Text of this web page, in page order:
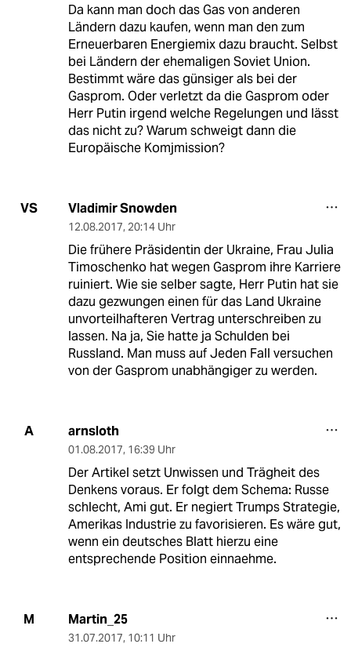
Da kann man doch das Gas von anderen
Ländern dazu kaufen, wenn man den zum
Erneuerbaren Energiemix dazu braucht. Selbst
bei Ländern der ehemaligen Soviet Union.
Bestimmt wäre das günsiger als bei der
Gasprom. Oder verletzt da die Gasprom oder
Herr Putin irgend welche Regelungen und lässt
das nicht zu? Warum schweigt dann die
Europäische Komjmission?
VS Vladimir Snowden
12.08.2017, 20:14 Uhr
Die frühere Präsidentin der Ukraine, Frau Julia
Timoschenko hat wegen Gasprom ihre Karriere
ruiniert. Wie sie selber sagte, Herr Putin hat sie
dazu gezwungen einen für das Land Ukraine
unvorteilhafteren Vertrag unterschreiben zu
lassen. Na ja, Sie hatte ja Schulden bei
Russland. Man muss auf Jeden Fall versuchen
von der Gasprom unabhängiger zu werden.
A arnsloth
01.08.2017, 16:39 Uhr
Der Artikel setzt Unwissen und Trägheit des
Denkens voraus. Er folgt dem Schema: Russe
schlecht, Ami gut. Er negiert Trumps Strategie,
Amerikas Industrie zu favorisieren. Es wäre gut,
wenn ein deutsches Blatt hierzu eine
entsprechende Position einnaehme.
M Martin_25
31.07.2017, 10:11 Uhr